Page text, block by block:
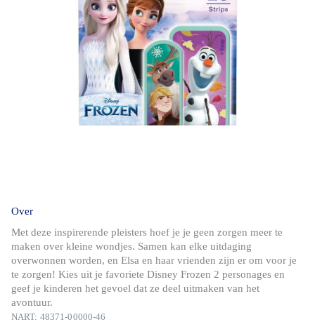
Over
Met deze inspirerende pleisters hoef je je geen zorgen meer te
maken over kleine wondjes. Samen kan elke uitdaging
overwonnen worden, en Elsa en haar vrienden zijn er om voor je
te zorgen! Kies uit je favoriete Disney Frozen 2 personages en
geef je kinderen het gevoel dat ze deel uitmaken van het
avontuur.
NART: 48371-00000-46